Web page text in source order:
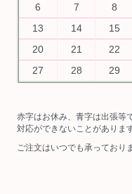
6
7 8
13
14 15
20
21 22
27
28 29
赤字はお休み、青字は出張等
対応ができないことがあります
ご注文はいつでも承っており